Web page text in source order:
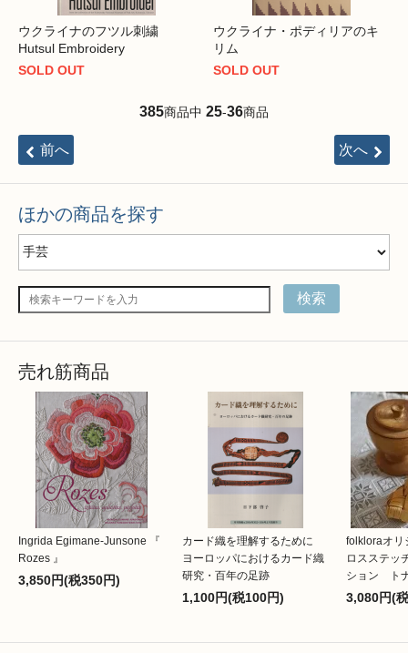
ウクライナのフツル刺繍
Hutsul Embroidery
SOLD OUT
ウクライナ・ポディリアのキ
リム
SOLD OUT
385商品中 25-36商品
前へ 次へ
ほかの商品を探す
検索
売れ筋商品
Ingrida Egimane-Junsone 『
Rozes 』
3,850円(税350円)
カード織を理解するために
ヨーロッパにおけるカード織
研究・百年の足跡
1,100円(税100円)
folkloraオ
ロスステッ
ション ト
3,080円(